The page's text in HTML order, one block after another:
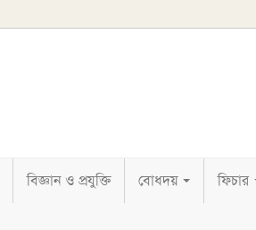
বিজ্ঞান ও প্রযুক্তি বোধদয় ফিচার